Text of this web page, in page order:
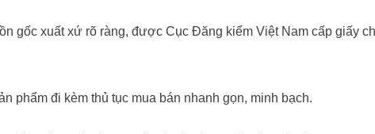
gốc xuất xứ rõ ràng, được Cục Đăng kiểm Việt Nam cấp giấy
phẩm đi kèm thủ tục mua bán nhanh gọn, minh bạch.